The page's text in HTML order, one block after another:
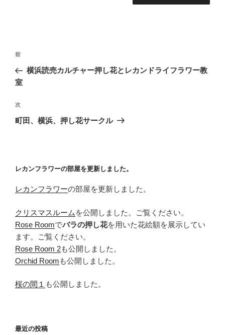
投
ナ
ゲ
ー
前
の
投
前
横浜読売カルチャー押し花とレカンドライフラワー教
室
次
の
次
町田、横浜、押し花サークル
レカンフラワーの部屋を更新しました。
レカンフラワーの部屋を更新しました。
クリスマスルーム を公開しました。ご覧ください。
Rose Roomでバラの押し花を用いた花絵額を展示してい
ます。ご覧ください。
Rose Room 2も公開しました。
Orchid Room も公開しました。
桜の間１ も公開しました。
最近の投稿